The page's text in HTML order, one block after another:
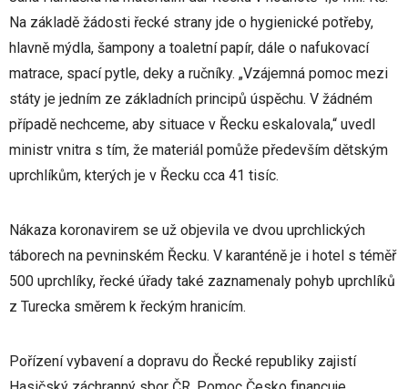
Na základě žádosti řecké strany jde o hygienické potřeby,
hlavně mýdla, šampony a toaletní papír, dále o nafukovací
matrace, spací pytle, deky a ručníky. „Vzájemná pomoc mezi
státy je jedním ze základních principů úspěchu. V žádném
případě nechceme, aby situace v Řecku eskalovala,“ uvedl
ministr vnitra s tím, že materiál pomůže především dětským
uprchlíkům, kterých je v Řecku cca 41 tisíc.
Nákaza koronavirem se už objevila ve dvou uprchlických
táborech na pevninském Řecku. V karanténě je i hotel s téměř
500 uprchlíky, řecké úřady také zaznamenaly pohyb uprchlíků
z Turecka směrem k řeckým hranicím.
Pořízení vybavení a dopravu do Řecké republiky zajistí